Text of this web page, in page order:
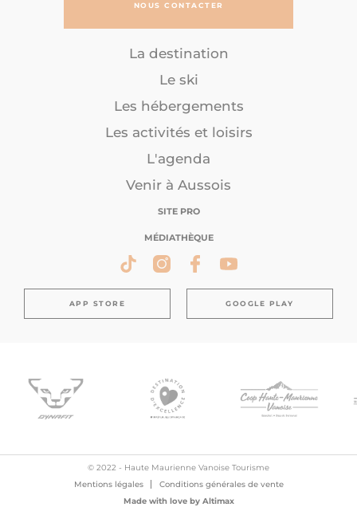
NOUS CONTACTER
La destination
Le ski
Les hébergements
Les activités et loisirs
L'agenda
Venir à Aussois
SITE PRO
MÉDIATHÈQUE
APP STORE GOOGLE PLAY
© 2022 - Haute Maurienne Vanoise Tourisme
Mentions légales
Conditions générales de vente
Made with love by Altimax